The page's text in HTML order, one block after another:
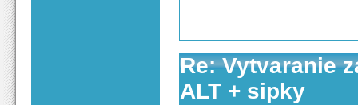
Re: Vytvaranie
ALT + sipky